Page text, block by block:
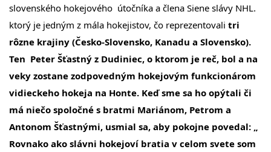
slovenského hokejového útočníka a člena Siene slávy NHL.
ktorý je jedným z mála hokejistov, čo reprezentovali tri
rôzne krajiny (Česko-Slovensko, Kanadu a Slovensko).
Ten Peter Šťastný z Dudiniec, o ktorom je reč, bol a na
veky zostane zodpovedným hokejovým funkcionárom
vidieckeho hokeja na Honte. Keď sme sa ho opýtali či
má niečo spoločné s bratmi Mariánom, Petrom a
Antonom Šťastnými, usmial sa, aby pokojne povedal: „
Rovnako ako slávni hokejoví bratia v celom svete som